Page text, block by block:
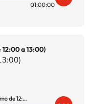
01:00:00
a 13:00)
Página 40 (07/08/2026 - Tramo de 12:00 a 13:00)